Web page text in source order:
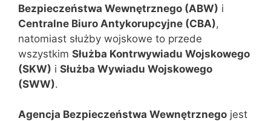
Bezpieczeństwa Wewnętrznego (ABW) i
Centralne Biuro Antykorupcyjne (CBA),
natomiast służby wojskowe to przede
wszystkim Służba Kontrwywiadu Wojskowego
(SKW) i Służba Wywiadu Wojskowego
(SWW).
Agencja Bezpieczeństwa Wewnętrznego jest